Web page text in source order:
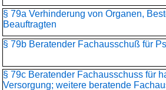
§ 79a Verhinderung von Organen,
Beauftragten
§ 79b Beratender Fachausschuß für
§ 79c Beratender Fachausschuss für
Versorgung; weitere beratende